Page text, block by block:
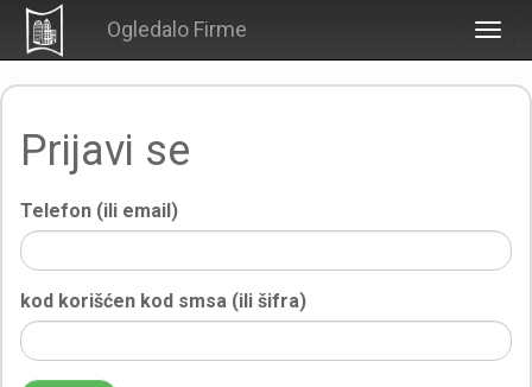
Ogledalo Firme
Prijavi se
Telefon (ili email)
kod korišćen kod smsa (ili šifra)